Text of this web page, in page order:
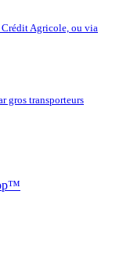
Crédit Agricole, ou via
gros transporteurs